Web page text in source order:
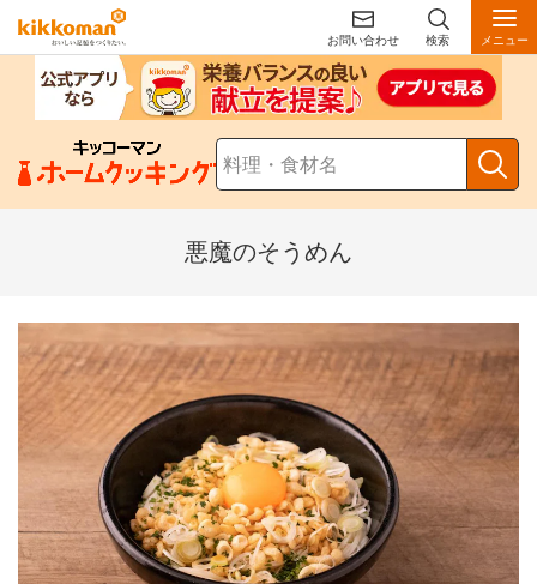
お問い合わせ 検索 メニュー
悪魔のそうめん